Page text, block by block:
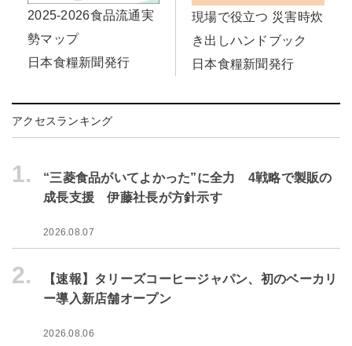
2025-2026食品流通実
勢マップ
日本食糧新聞発行
現場で役立つ 災害時炊
き出しハンドブック
日本食糧新聞発行
アクセスランキング
1.
“三菱食品がいてよかった”に全力 4戦略で製販の
成長支援 伊藤社長が方針示す
2026.08.07
2.
【速報】タリーズコーヒージャパン、初のベーカリ
ー導入新店舗オープン
2026.08.06